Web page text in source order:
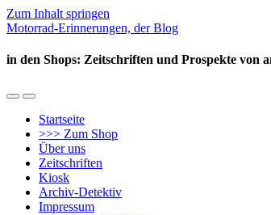
Zum Inhalt springen
Motorrad-Erinnerungen, der Blog
in den Shops: Zeitschriften und Prospekte von
Mobil-
umschalten
Suchfeld
umschalten
Startseite
>>> Zum Shop
Über uns
Zeitschriften
Kiosk
Archiv-Detektiv
Impressum